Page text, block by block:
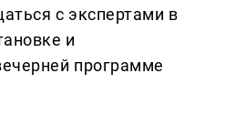
с экспертами в
и
программе